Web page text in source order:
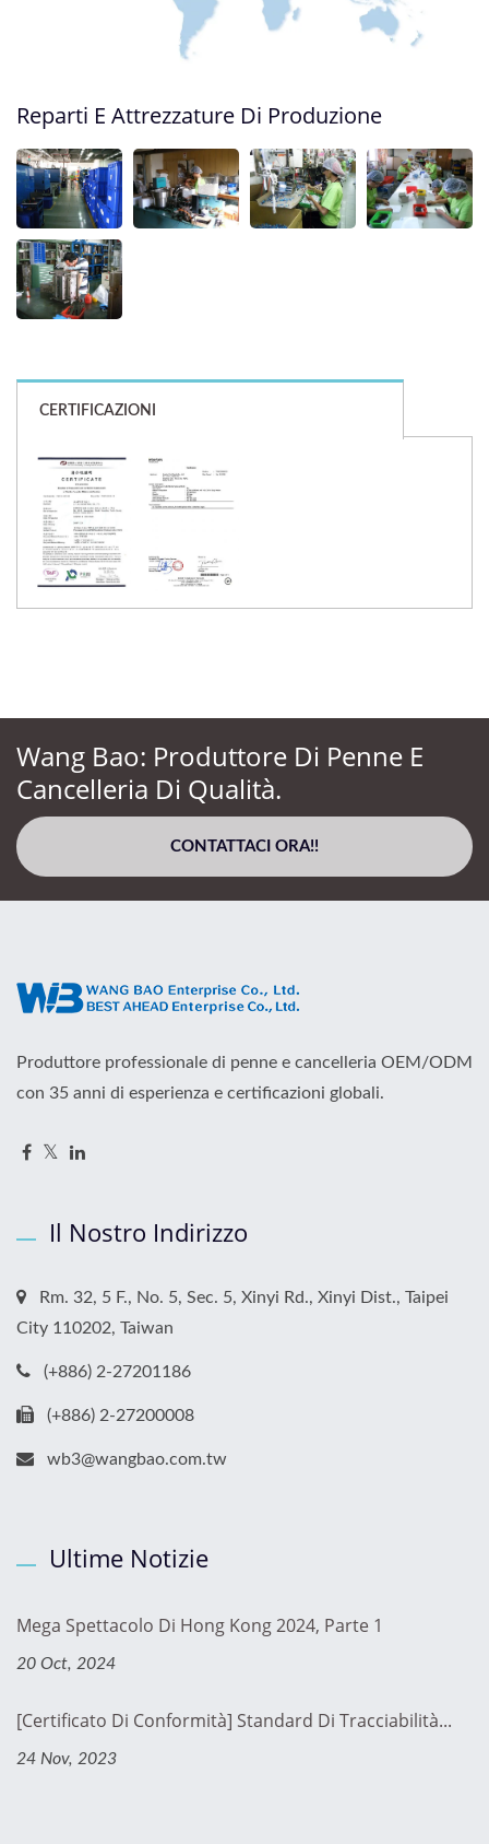
Reparti E Attrezzature Di Produzione
CERTIFICAZIONI
Wang Bao: Produttore Di Penne E
Cancelleria Di Qualità.
CONTATTACI ORA!!
Produttore professionale di penne e cancelleria OEM/ODM
con 35 anni di esperienza e certificazioni globali.
Il Nostro Indirizzo
Rm. 32, 5 F., No. 5, Sec. 5, Xinyi Rd., Xinyi Dist., Taipei
City 110202, Taiwan
(+886) 2-27201186
(+886) 2-27200008
wb3@wangbao.com.tw
Ultime Notizie
Mega Spettacolo Di Hong Kong 2024, Parte 1
20 Oct, 2024
[Certificato Di Conformità] Standard Di Tracciabilità...
24 Nov, 2023